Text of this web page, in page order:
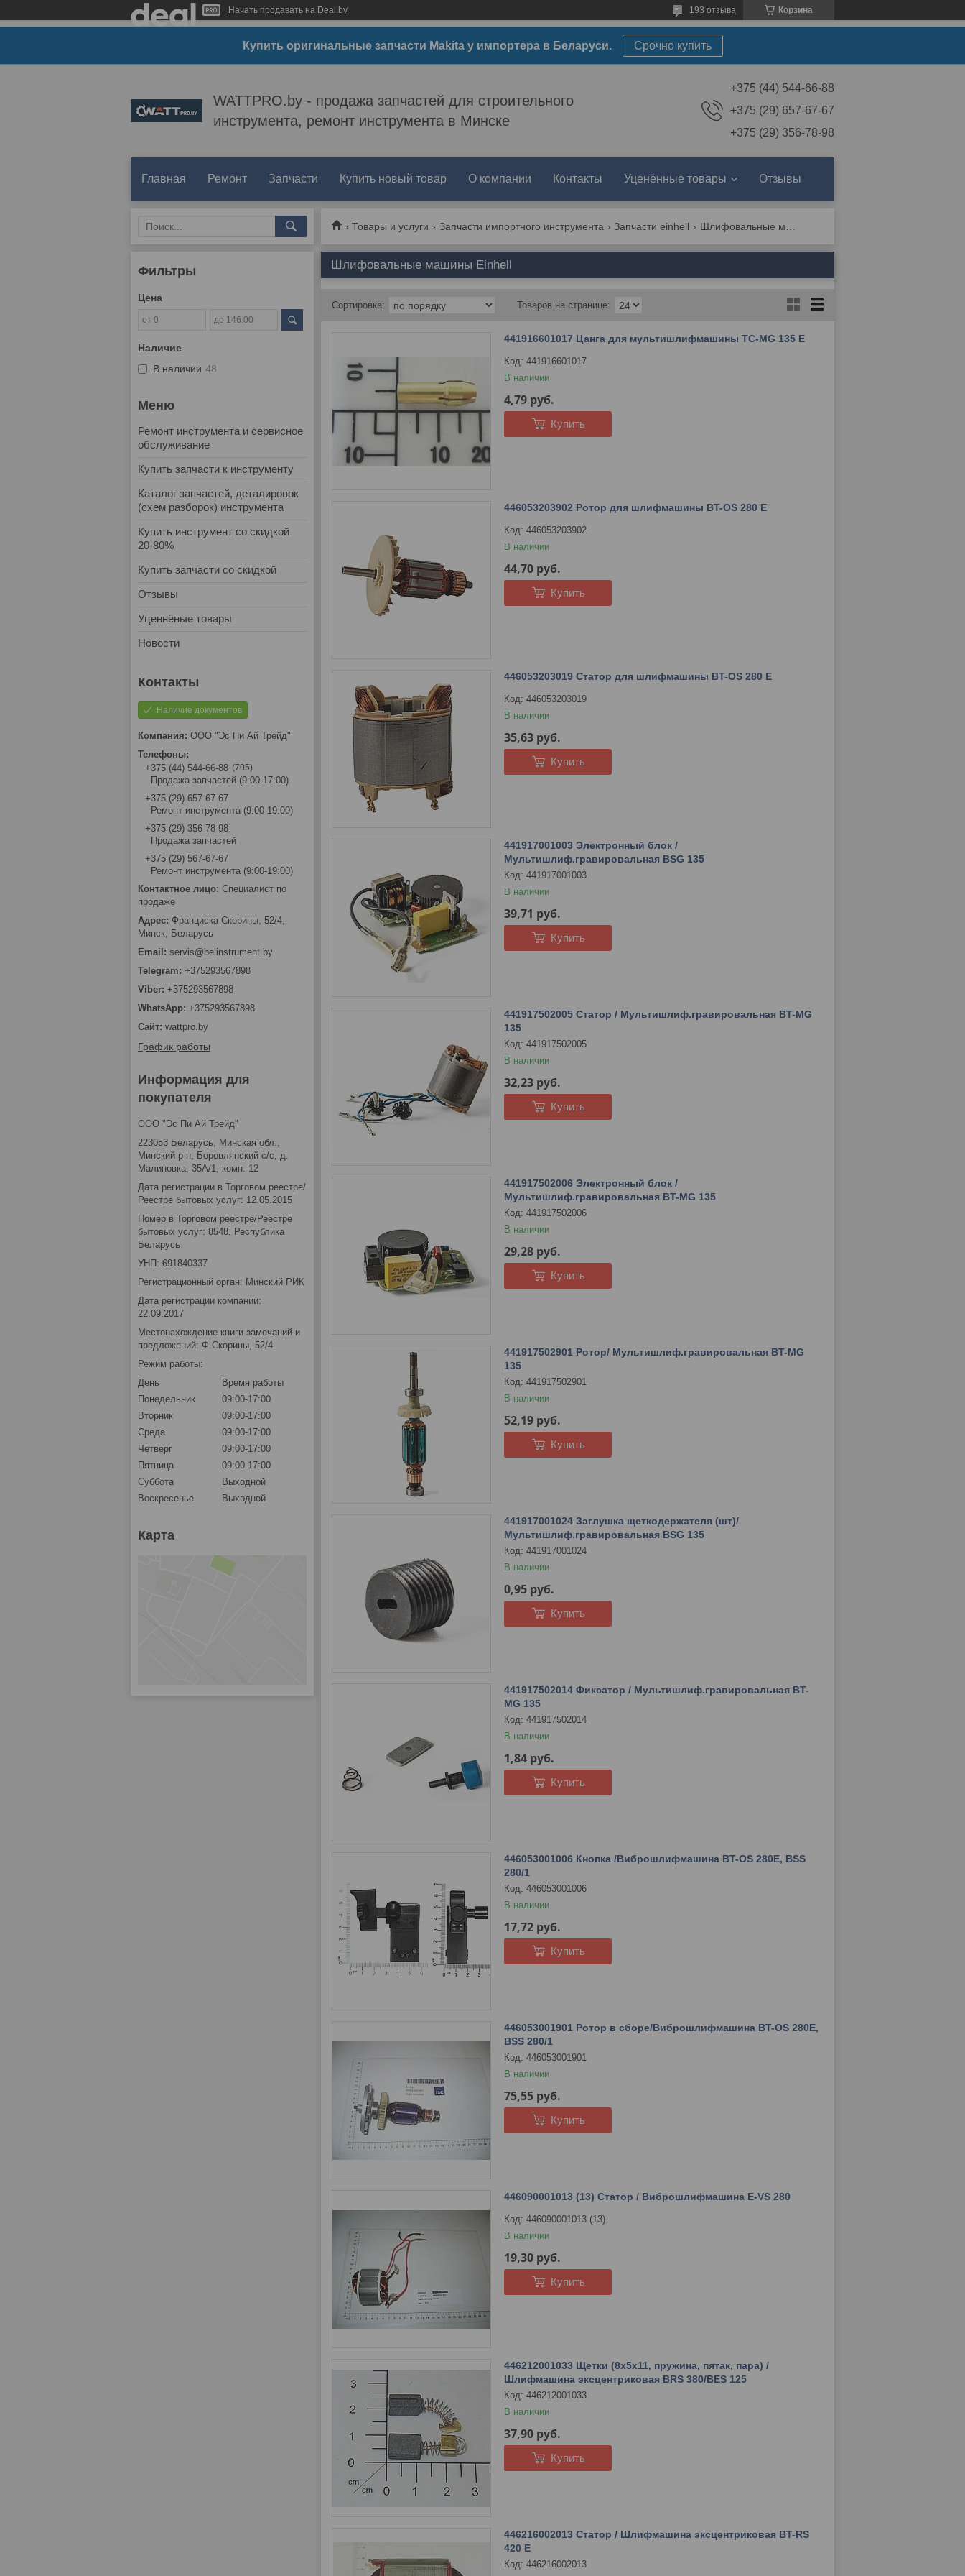
Начать продавать на Deal.by Корзина
193 отзыва
Купить оригинальные запчасти Makita у импортера в Беларуси. Срочно купить
WATTPRO.by - продажа запчастей для строительного
инструмента, ремонт инструмента в Минске
+375 (44) 544-66-88
+375 (29) 657-67-67
+375 (29) 356-78-98
Главная Ремонт Запчасти Купить новый товар О компании Контакты Уценённые товары Отзывы
Товары и услуги Запчасти импортного инструмента Запчасти einhell
Шлифовальные машины Einhell
441916601017 Цанга для мультишлифмашины TC-MG 135 E
441916601017
В наличии
4,79 руб.
Купить
446053203902 Ротор для шлифмашины BT-OS 280 E
446053203902
В наличии
44,70 руб.
Купить
446053203019 Статор для шлифмашины BT-OS 280 E
446053203019
В наличии
35,63 руб.
Купить
441917001003 Электронный блок /
Мультишлиф.гравировальная BSG 135
441917001003
В наличии
39,71 руб.
Купить
441917502005 Статор / Мультишлиф.гравировальная BT-MG
135
441917502005
В наличии
32,23 руб.
Купить
441917502006 Электронный блок /
Мультишлиф.гравировальная BT-MG 135
441917502006
В наличии
29,28 руб.
Купить
441917502901 Ротор/ Мультишлиф.гравировальная BT-MG
135
441917502901
В наличии
52,19 руб.
Купить
441917001024 Заглушка щеткодержателя (шт)/
Мультишлиф.гравировальная BSG 135
441917001024
В наличии
0,95 руб.
Купить
441917502014 Фиксатор / Мультишлиф.гравировальная BT-
MG 135
441917502014
В наличии
1,84 руб.
Купить
446053001006 Кнопка /Виброшлифмашина BT-OS 280E, BSS
280/1
446053001006
В наличии
17,72 руб.
Купить
446053001901 Ротор в сборе/Виброшлифмашина BT-OS 280E,
BSS 280/1
446053001901
В наличии
75,55 руб.
Купить
446090001013 (13) Статор / Виброшлифмашина Е-VS 280
446090001013 (13)
В наличии
19,30 руб.
Купить
446212001033 Щетки (8x5x11, пружина, пятак, пара) /
Шлифмашина эксцентриковая BRS 380/BES 125
446212001033
В наличии
37,90 руб.
Купить
446216002013 Статор / Шлифмашина эксцентриковая BT-RS
420 E
446216002013
Фильтры
Цена
Наличие
В наличии 48
Ремонт инструмента и сервисное
обслуживание
Купить запчасти к инструменту
Каталог запчастей, деталировок
(схем разборок) инструмента
Купить инструмент со скидкой
20-80%
Купить запчасти со скидкой
Отзывы
Уценнёные товары
Новости
Наличие документов
ООО "Эс Пи Ай Трейд"
+375 (44) 544-66-88 705
Продажа запчастей (9:00-17:00)
+375 (29) 657-67-67
Ремонт инструмента (9:00-19:00)
+375 (29) 356-78-98
Продажа запчастей
+375 (29) 567-67-67
Ремонт инструмента (9:00-19:00)
Специалист по
продаже
Франциска Скорины, 52/4,
Минск, Беларусь
servis@belinstrument.by
+375293567898
+375293567898
+375293567898
wattpro.by
График работы
Информация для
покупателя
ООО "Эс Пи Ай Трейд"
223053 Беларусь, Минская обл.,
Минский р-н, Боровлянский с/с, д.
Малиновка, 35А/1, комн. 12
Дата регистрации в Торговом реестре/
Реестре бытовых услуг: 12.05.2015
Номер в Торговом реестре/Реестре
бытовых услуг: 8548, Республика
Беларусь
УНП: 691840337
Регистрационный орган: Минский РИК
Дата регистрации компании:
22.09.2017
Местонахождение книги замечаний и
предложений: Ф.Скорины, 52/4
Режим работы:
День
Время работы
Понедельник
09:00-17:00
Вторник
09:00-17:00
Среда
09:00-17:00
Четверг
09:00-17:00
Пятница
09:00-17:00
Суббота
Выходной
Воскресенье
Выходной
Карта